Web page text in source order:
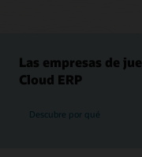
Las empresas de
Cloud ERP
Descubre por qué